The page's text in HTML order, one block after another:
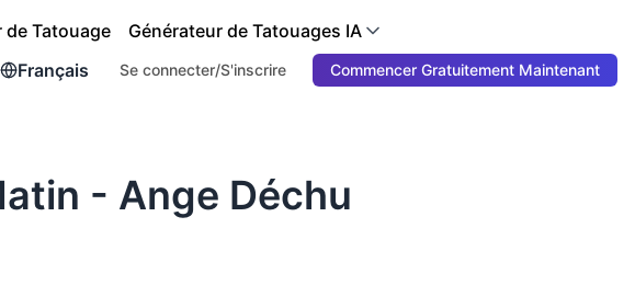
Français Se connecter/S'inscrire Commencer Gratuitement Maintenant
de Tatouage Générateur de Tatouages IA
- Ange Déchu